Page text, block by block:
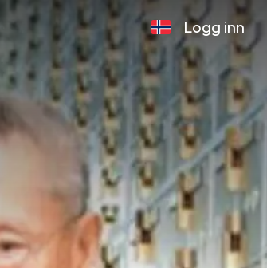
Logg inn